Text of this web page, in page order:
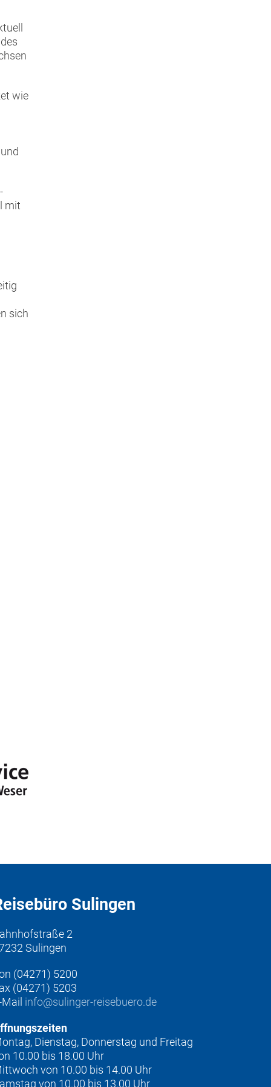
wie
mit
sich
Sulingen
2
Sulingen
(04271) 5200
(04271) 5203
Mail info@sulinger-reisebuero.de
Dienstag, Donnerstag und Freitag
10.00 bis 18.00 Uhr
von 10.00 bis 14.00 Uhr
von 10.00 bis 13.00 Uhr